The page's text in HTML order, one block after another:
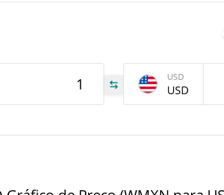
USD
USD